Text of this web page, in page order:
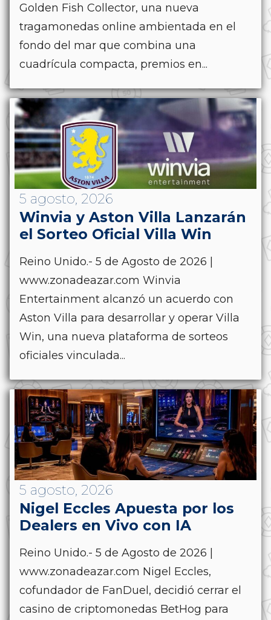
Golden Fish Collector, una nueva
tragamonedas online ambientada en el
fondo del mar que combina una
cuadrícula compacta, premios en...
5 agosto, 2026
Winvia y Aston Villa Lanzarán
el Sorteo Oficial Villa Win
Reino Unido.- 5 de Agosto de 2026 |
www.zonadeazar.com Winvia
Entertainment alcanzó un acuerdo con
Aston Villa para desarrollar y operar Villa
Win, una nueva plataforma de sorteos
oficiales vinculada...
5 agosto, 2026
Nigel Eccles Apuesta por los
Dealers en Vivo con IA
Reino Unido.- 5 de Agosto de 2026 |
www.zonadeazar.com Nigel Eccles,
cofundador de FanDuel, decidió cerrar el
casino de criptomonedas BetHog para